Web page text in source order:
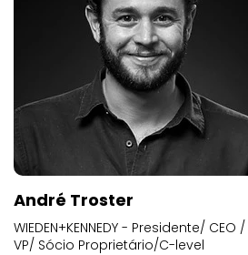
André Troster
WIEDEN+KENNEDY - Presidente/ CEO /
VP/ Sócio Proprietário/C-level